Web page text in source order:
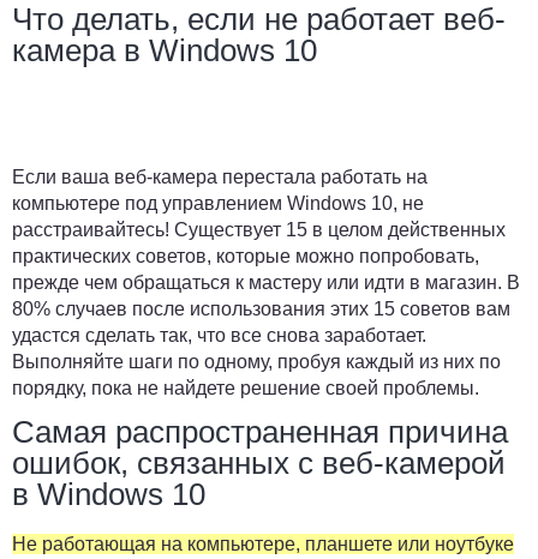
Что делать, если не работает веб-
камера в Windows 10
Если ваша веб-камера перестала работать на
компьютере под управлением Windows 10, не
расстраивайтесь! Существует 15 в целом действенных
практических советов, которые можно попробовать,
прежде чем обращаться к мастеру или идти в магазин. В
80% случаев после использования этих 15 советов вам
удастся сделать так, что все снова заработает.
Выполняйте шаги по одному, пробуя каждый из них по
порядку, пока не найдете решение своей проблемы.
Самая распространенная причина
ошибок, связанных с веб-камерой
в Windows 10
Не работающая на компьютере, планшете или ноутбуке